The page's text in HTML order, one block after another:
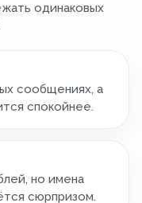
одинаковых
сообщениях, а
спокойнее.
но имена
сюрпризом.